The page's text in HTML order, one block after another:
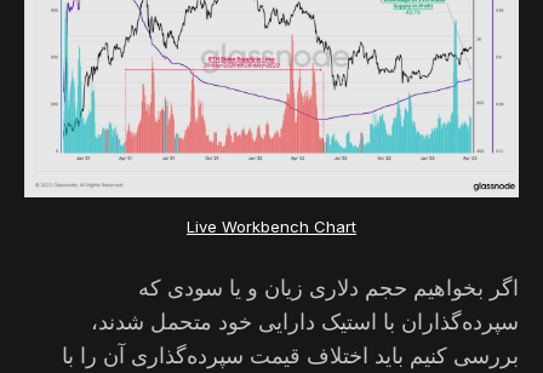
Live Workbench Chart
اگر بخواهیم حجم دلاری زیان و یا سودی که
سپرده‌گذاران با استیک دارایی خود متحمل شدند،
بررسی کنیم باید اختلاف قیمت سپرده‌گذاری آن را با